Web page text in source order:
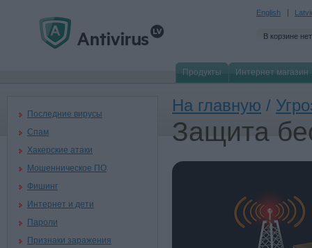
English
В корзине
Продукты Интернет магазин
Последние вирусы
Спам
Хакерские атаки
Мошенническое ПО
Фишинг
Интернет и дети
Пароли
Признаки заражения
На главную /
Защита